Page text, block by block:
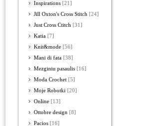
Inspirations [21]
Jill Oxton's Cross Stitch [24]
Just Cross Ctitch [31]
Katia [7]
Knit&mode [56]
Mani di fata [38]
Mezginiu pasaulis [16]
Moda Crochet [5]
Moje Robotki [20]
Online [13]
Ottobre design [8]
Pacios [16]